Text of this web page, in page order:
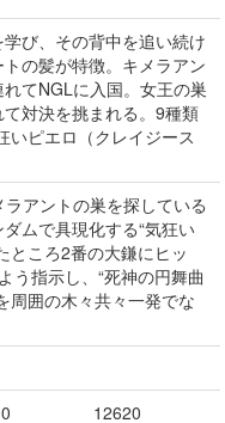
び、その背中を追い続け
の髪が特徴。キメラアン
てNGLに入国。女王の巣
対決を挑まれる。9種類
いピエロ（クレイジース
アントの巣を探している
ムで具現化する“気狂い
ところ2番の大鎌にヒッ
う指示し、“死神の円舞曲
周囲の木々共々一発でな
12620